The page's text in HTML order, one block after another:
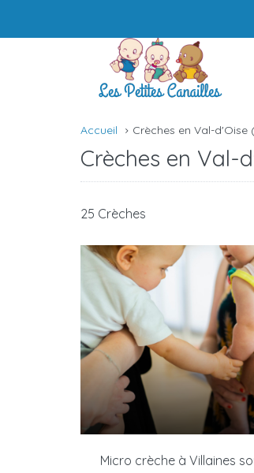
Accueil Crèches en Val-d'Oise
Crèches en Val-
25 Crèches